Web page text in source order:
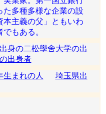
た多種多様な企業の設
本主義の父」ともいわ
もある。
身の二松學舍大学の出
出身者
生まれの人
埼玉県出